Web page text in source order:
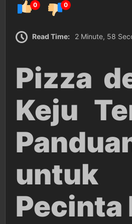
0 0
Read Time: 2 Minute, 58
Pizza
Keju
untuk
Pecinta